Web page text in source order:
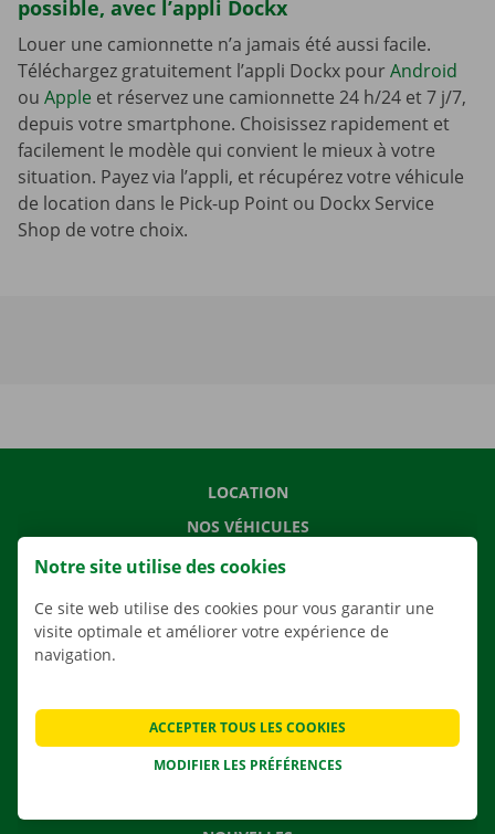
possible, avec l’appli Dockx
Louer une camionnette n’a jamais été aussi facile.
Téléchargez gratuitement l’appli Dockx pourAndroid
ou Apple et réservez une camionnette 24 h/24 et 7 j/7,
depuis votre smartphone. Choisissez rapidement et
facilement le modèle qui convient le mieux à votre
situation. Payez via l’appli, et récupérez votre véhicule
de location dans le Pick-up Point ou Dockx Service
Shop de votre choix.
LOCATION
NOS VÉHICULES
NOS SERVICES
APPLI
CONTACTEZ NOUS
Notre site utilise des cookies
Ce site web utilise des cookies pour vous garantir une
visite optimale et améliorer votre expérience de
navigation.
MODIFIER LES PRÉFÉRENCES
ACCEPTER TOUS LES COOKIES